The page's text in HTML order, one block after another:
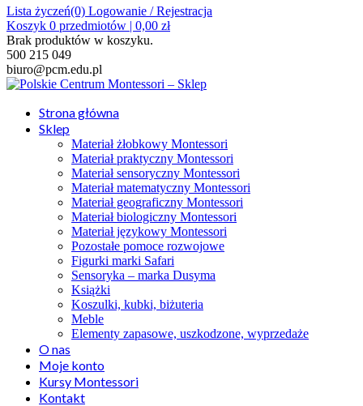
Lista życzeń(0) Logowanie / Rejestracja
Koszyk 0 przedmiotów | 0,00 zł
Brak produktów w koszyku.
500 215 049
biuro@pcm.edu.pl
Strona główna
Sklep
Materiał żłobkowy Montessori
Materiał praktyczny Montessori
Materiał sensoryczny Montessori
Materiał matematyczny Montessori
Materiał geograficzny Montessori
Materiał biologiczny Montessori
Materiał językowy Montessori
Pozostałe pomoce rozwojowe
Figurki marki Safari
Sensoryka – marka Dusyma
Książki
Koszulki, kubki, biżuteria
Meble
Elementy zapasowe, uszkodzone, wyprzedaże
O nas
Moje konto
Kursy Montessori
Kontakt